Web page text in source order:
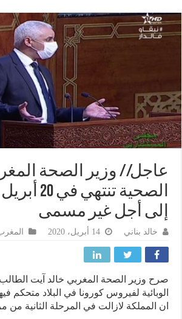
وزير الصحة المغربية:
الصحية تنتهي في
أجل غير مسمى
خالد بناني المغرب
وزير الصحة المغربي خالد آيت الطالب، أن
لفيروس كورونا في البلاد متحكم فيها لحد
لازالت في المرحلة الثانية من مراحل